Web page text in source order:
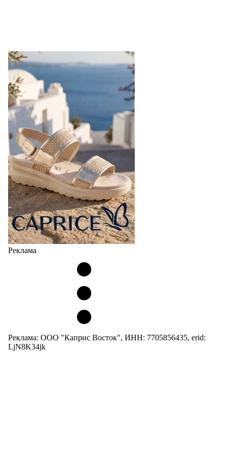
Реклама
Реклама: ООО "Каприс Восток", ИНН: 7705856435, erid:
LjN8K34jk